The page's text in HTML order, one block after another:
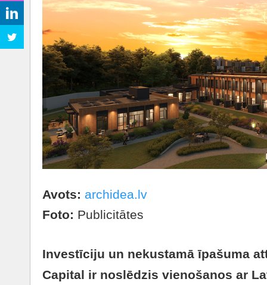
Avots: archidea.lv
Foto: Publicitātes
Investīciju un nekustamā īpašuma
Capital ir noslēdzis vienošanos ar